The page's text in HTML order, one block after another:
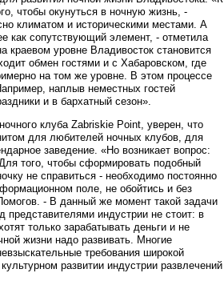
чтобы окунуться в ночную жизнь, -
климатом и историческими местами. А
как сопутствующий элемент, - отметила
краевом уровне Владивосток становится
обмен гостями и с Хабаровском, где
на том же уровне. В этом процессе
наплыв неместных гостей
и в бархатный сезон».
клуба Zabriskie Point, уверен, что
для любителей ночных клубов, для
заведение. «Но возникает вопрос:
того, чтобы сформировать подобный
не справиться - необходимо постоянно
поле, не обойтись и без
- В данный же момент такой задачи
представителями индустрии не стоит: в
только зарабатывать деньги и не
жизни надо развивать. Многие
требования широкой
развитии индустрии развлечений